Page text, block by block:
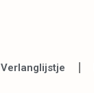
Verlanglijstje